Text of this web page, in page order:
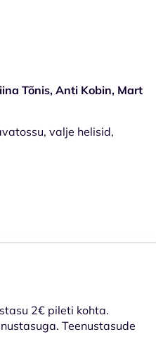
Tõnis, Anti Kobin, Mart
valje helisid,
2€ pileti kohta.
Teenustasude